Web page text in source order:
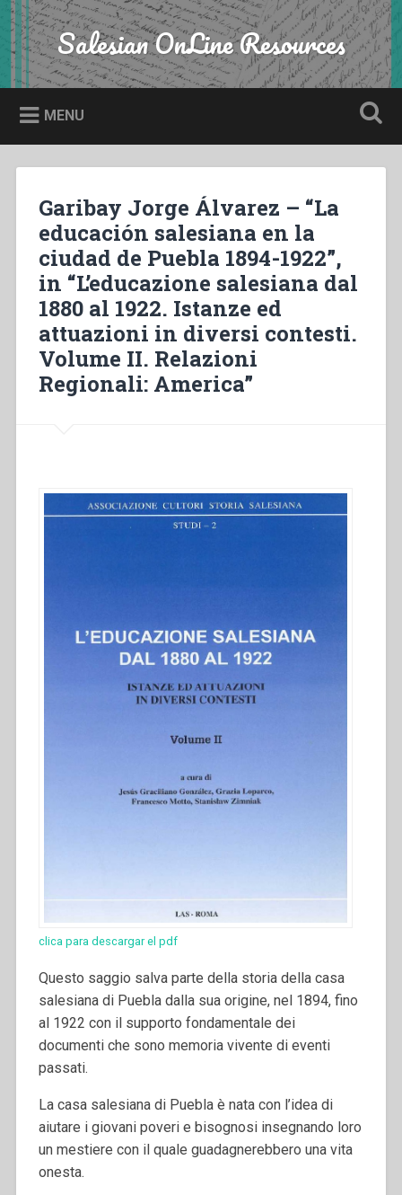
Skip
to
content
Search Salesian OnLine Resources
MENU
Garibay Jorge Álvarez – “La
educación salesiana en la
ciudad de Puebla 1894-1922”,
in “L’educazione salesiana dal
1880 al 1922. Istanze ed
attuazioni in diversi contesti.
Volume II. Relazioni
Regionali: America”
clica para descargar el pdf
Questo saggio salva parte della storia della casa
salesiana di Puebla dalla sua origine, nel 1894, fino
al 1922 con il supporto fondamentale dei
documenti che sono memoria vivente di eventi
passati.
La casa salesiana di Puebla è nata con l’idea di
aiutare i giovani poveri e bisognosi insegnando loro
un mestiere con il quale guadagnerebbero una vita
onesta.